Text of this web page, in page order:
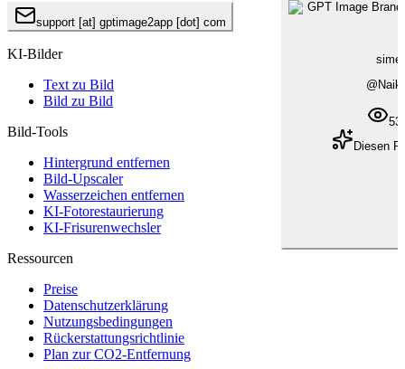
@
Diesen
support [at] gptimage2app [dot] com
KI-Bilder
Text zu Bild
Bild zu Bild
Bild-Tools
Hintergrund entfernen
Bild-Upscaler
Wasserzeichen entfernen
KI-Fotorestaurierung
KI-Frisurenwechsler
Ressourcen
Preise
Datenschutzerklärung
Nutzungsbedingungen
Rückerstattungsrichtlinie
Plan zur CO2-Entfernung